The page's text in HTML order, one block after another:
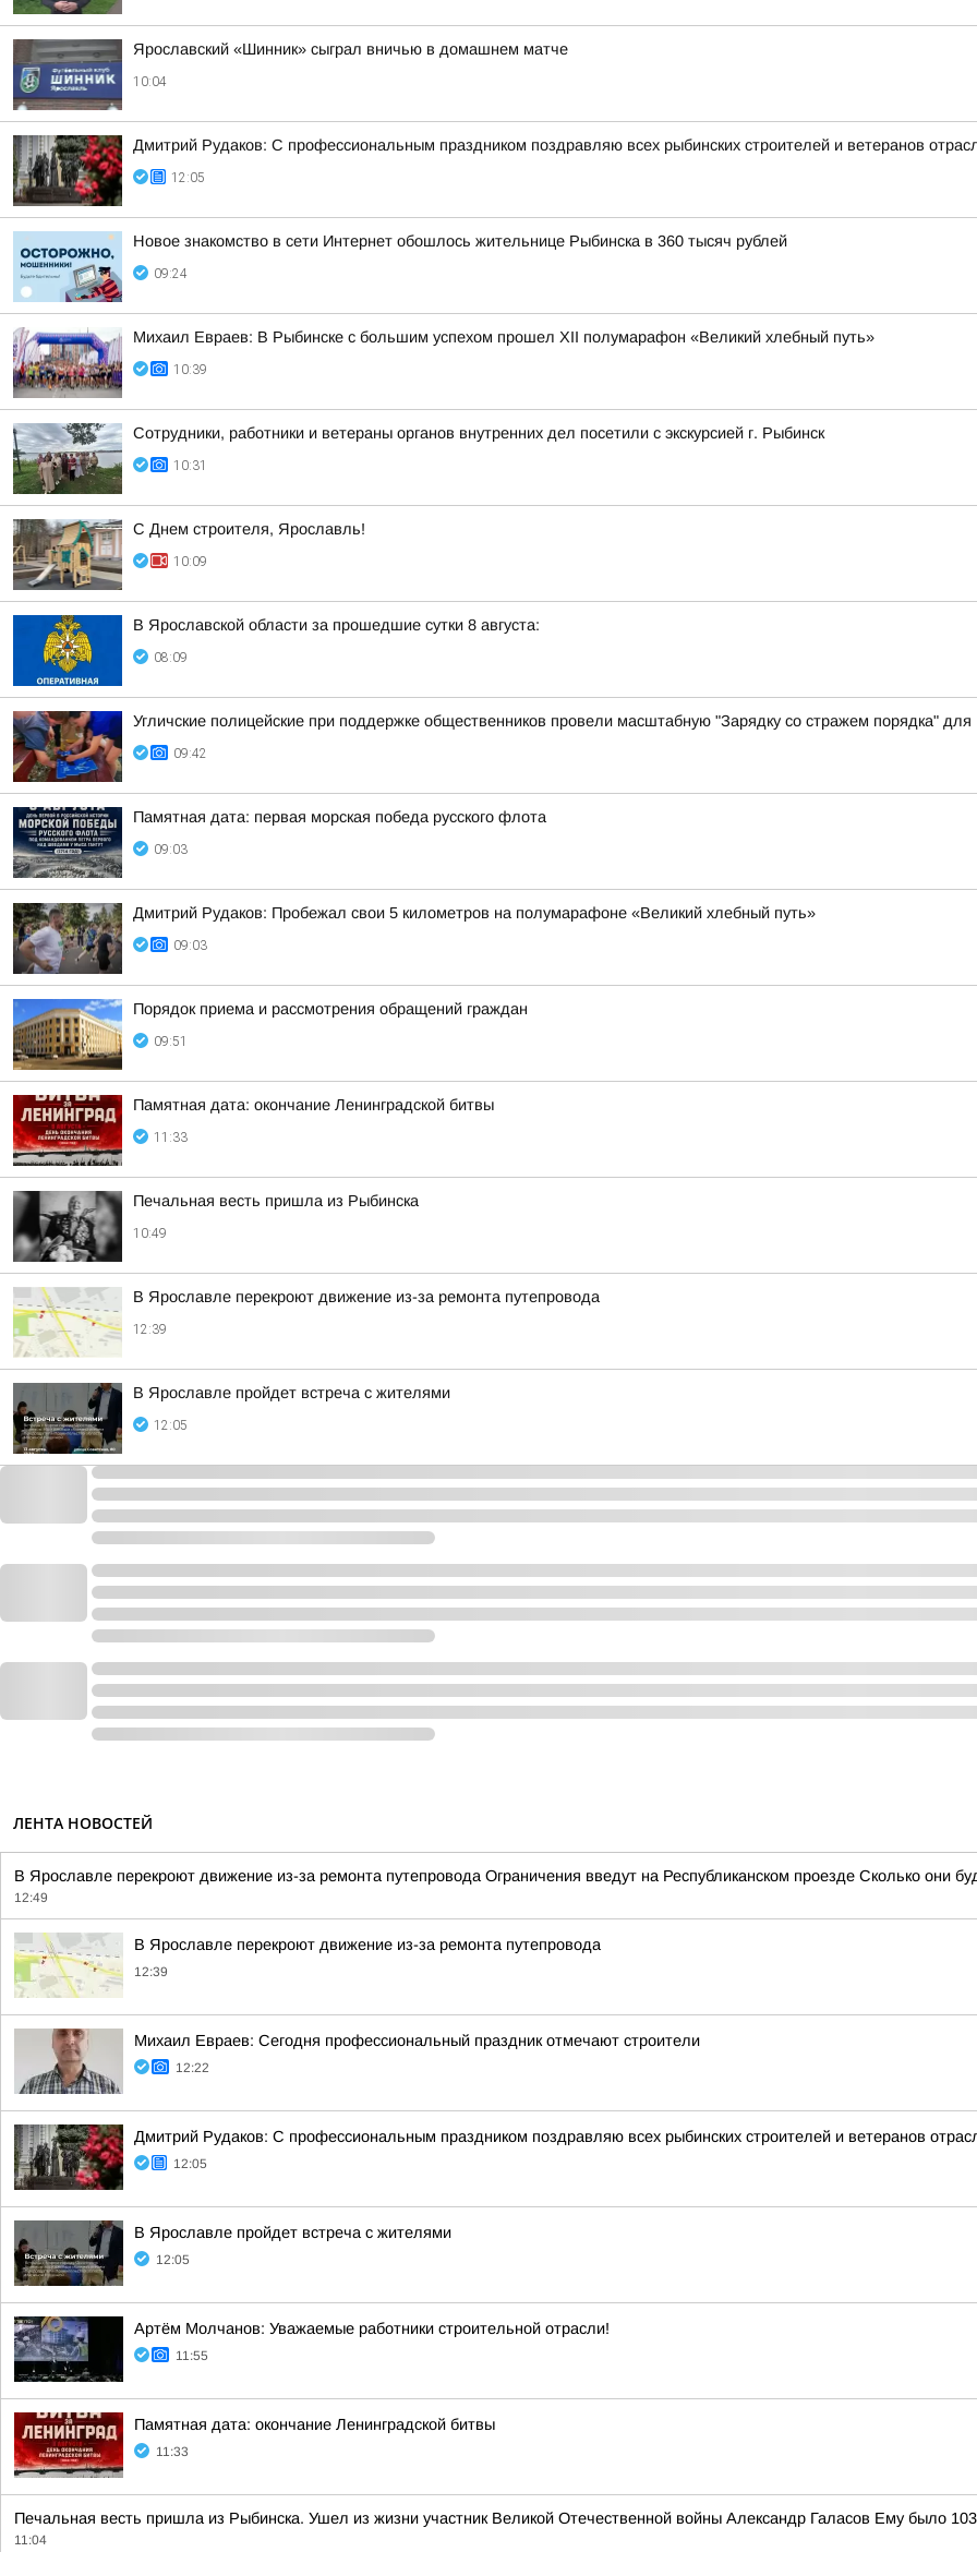
Ярославский «Шинник» сыграл вничью в домашнем матче
10:04
Дмитрий Рудаков: С профессиональным праздником поздравляю всех рыбинских строителей и ветеранов
12:05
Новое знакомство в сети Интернет обошлось жительнице Рыбинска в 360 тысяч рублей
09:24
Михаил Евраев: В Рыбинске с большим успехом прошел XII полумарафон «Великий хлебный путь»
10:39
Сотрудники, работники и ветераны органов внутренних дел посетили с экскурсией г. Рыбинск
10:31
С Днем строителя, Ярославль!
10:09
В Ярославской области за прошедшие сутки 8 августа:
08:09
Угличские полицейские при поддержке общественников провели масштабную "Зарядку со стражем порядка" для
09:42
Памятная дата: первая морская победа русского флота
09:03
Дмитрий Рудаков: Пробежал свои 5 километров на полумарафоне «Великий хлебный путь»
09:03
Порядок приема и рассмотрения обращений граждан
09:51
Памятная дата: окончание Ленинградской битвы
11:33
Печальная весть пришла из Рыбинска
10:49
В Ярославле перекроют движение из-за ремонта путепровода
12:39
В Ярославле пройдет встреча с жителями
12:05
ЛЕНТА НОВОСТЕЙ
В Ярославле перекроют движение из-за ремонта путепровода Ограничения введут на Республиканском проезде Сколько они
12:49
В Ярославле перекроют движение из-за ремонта путепровода
12:39
Михаил Евраев: Сегодня профессиональный праздник отмечают строители
12:22
Дмитрий Рудаков: С профессиональным праздником поздравляю всех рыбинских строителей и ветеранов
12:05
В Ярославле пройдет встреча с жителями
12:05
Артём Молчанов: Уважаемые работники строительной отрасли!
11:55
Памятная дата: окончание Ленинградской битвы
11:33
Печальная весть пришла из Рыбинска. Ушел из жизни участник Великой Отечественной войны Александр Галасов Ему было
11:04